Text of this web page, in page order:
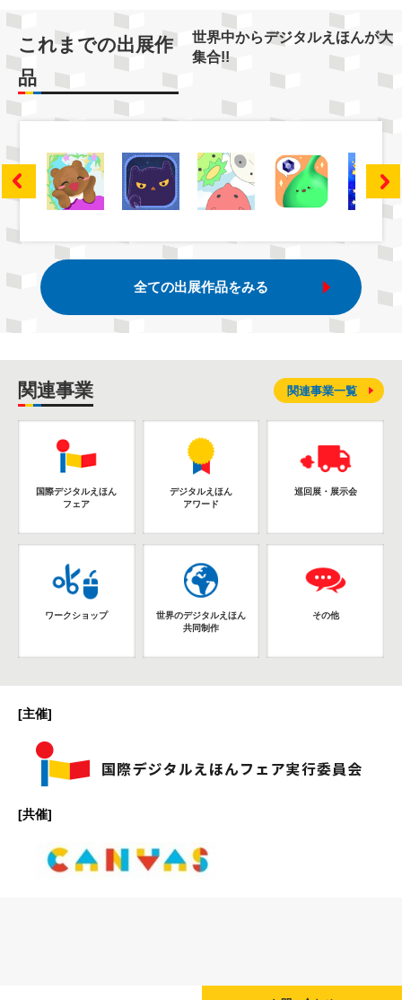
これまでの出展作
品
世界中からデジタルえほんが大
集合!!
全ての出展作品をみる
関連事業
国際デジタルえほん
フェア
デジタルえほん
アワード
巡回展・展示会
ワークショップ
世界のデジタルえほん
共同制作
その他
関連事業一覧
[主催]
[共催]